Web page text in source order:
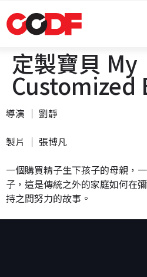
定製寶貝 My
Customized
導演 │ 劉靜
製片 │ 張博凡
一個購買精子生下孩子的母親，
子，這是傳統之外的家庭如何在
持之間努力的故事。